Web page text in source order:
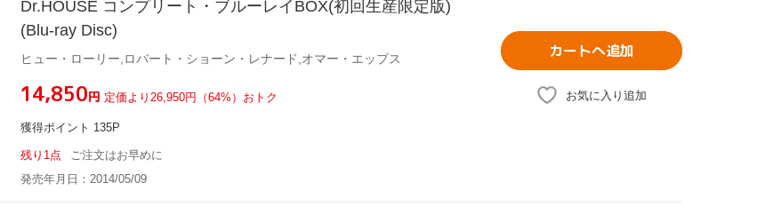
Dr.HOUSE コンプリート・ブルーレイBOX(初回生産限定版)
(Blu-ray Disc)
ヒュー・ローリー,ロバート・ショーン・レナード,オマー・エップス
¥14,850円 定価より26,950円（64%）おトク
獲得ポイント 135P
残り1点
ご注文はお早めに
発売年月日：2014/05/09
カートへ追加
お気に入り追加